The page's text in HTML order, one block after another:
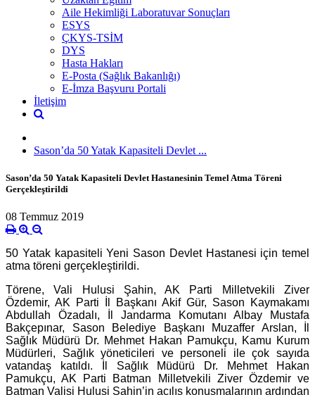
Aile Hekimliği Laboratuvar Sonuçları
ESYS
ÇKYS-TSİM
DYS
Hasta Hakları
E-Posta (Sağlık Bakanlığı)
E-İmza Başvuru Portali
İletişim
Sason’da 50 Yatak Kapasiteli Devlet ...
Sason’da 50 Yatak Kapasiteli Devlet Hastanesinin Temel Atma Töreni
Gerçekleştirildi
08 Temmuz 2019
50 Yatak kapasiteli Yeni Sason Devlet Hastanesi için temel
atma töreni gerçekleştirildi.
Törene, Vali Hulusi Şahin, AK Parti Milletvekili Ziver
Özdemir, AK Parti İl Başkanı Akif Gür, Sason Kaymakamı
Abdullah Özadalı, İl Jandarma Komutanı Albay Mustafa
Bakçepınar, Sason Belediye Başkanı Muzaffer Arslan, İl
Sağlık Müdürü Dr. Mehmet Hakan Pamukçu, Kamu Kurum
Müdürleri, Sağlık yöneticileri ve personeli ile çok sayıda
vatandaş katıldı. İl Sağlık Müdürü Dr. Mehmet Hakan
Pamukçu, AK Parti Batman Milletvekili Ziver Özdemir ve
Batman Valisi Hulusi Şahin’in açılış konuşmalarının ardından